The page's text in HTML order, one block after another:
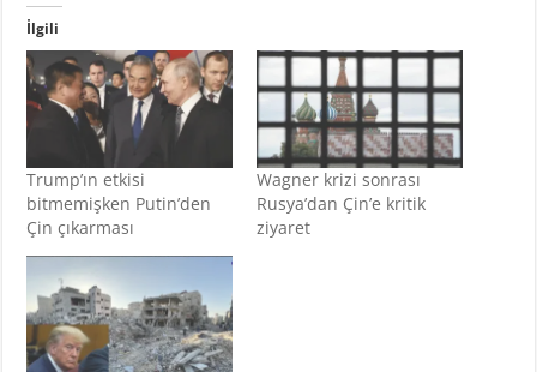
İlgili
Trump’ın etkisi
bitmemişken Putin’den
Çin çıkarması
Wagner krizi sonrası
Rusya’dan Çin’e kritik
ziyaret